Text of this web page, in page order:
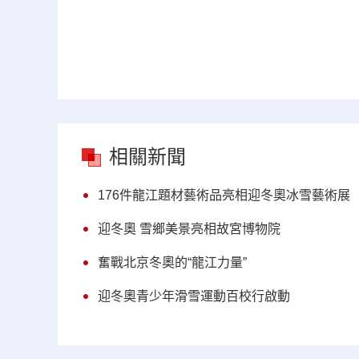
相關新聞
176件龍江題材藝術品亮相迎冬奧冰雪藝術展
迎冬奧 雪鄉美景亮相故宮博物院
奮戰北京冬奧的“龍江力量”
迎冬奧青少年滑雪運動百校行啟動